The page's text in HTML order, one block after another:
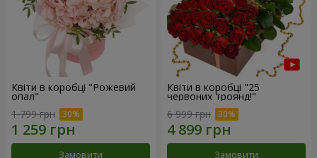
Квіти в коробці "Рожевий
опал"
1 799 грн
Замовити
Квіти в коробці "25
червоних троянд!"
6 999 грн
Замовити